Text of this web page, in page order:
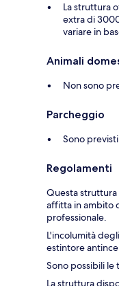
La struttura
extra di
variare in
Animali
Non sono
Parcheggio
Sono
Regolamenti
Questa struttura
affitta in ambito
professionale.
L'incolumità
estintore
Sono possibili le
La struttura